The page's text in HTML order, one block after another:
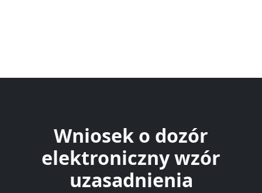
Wniosek o dozór
elektroniczny wzór
uzasadnienia